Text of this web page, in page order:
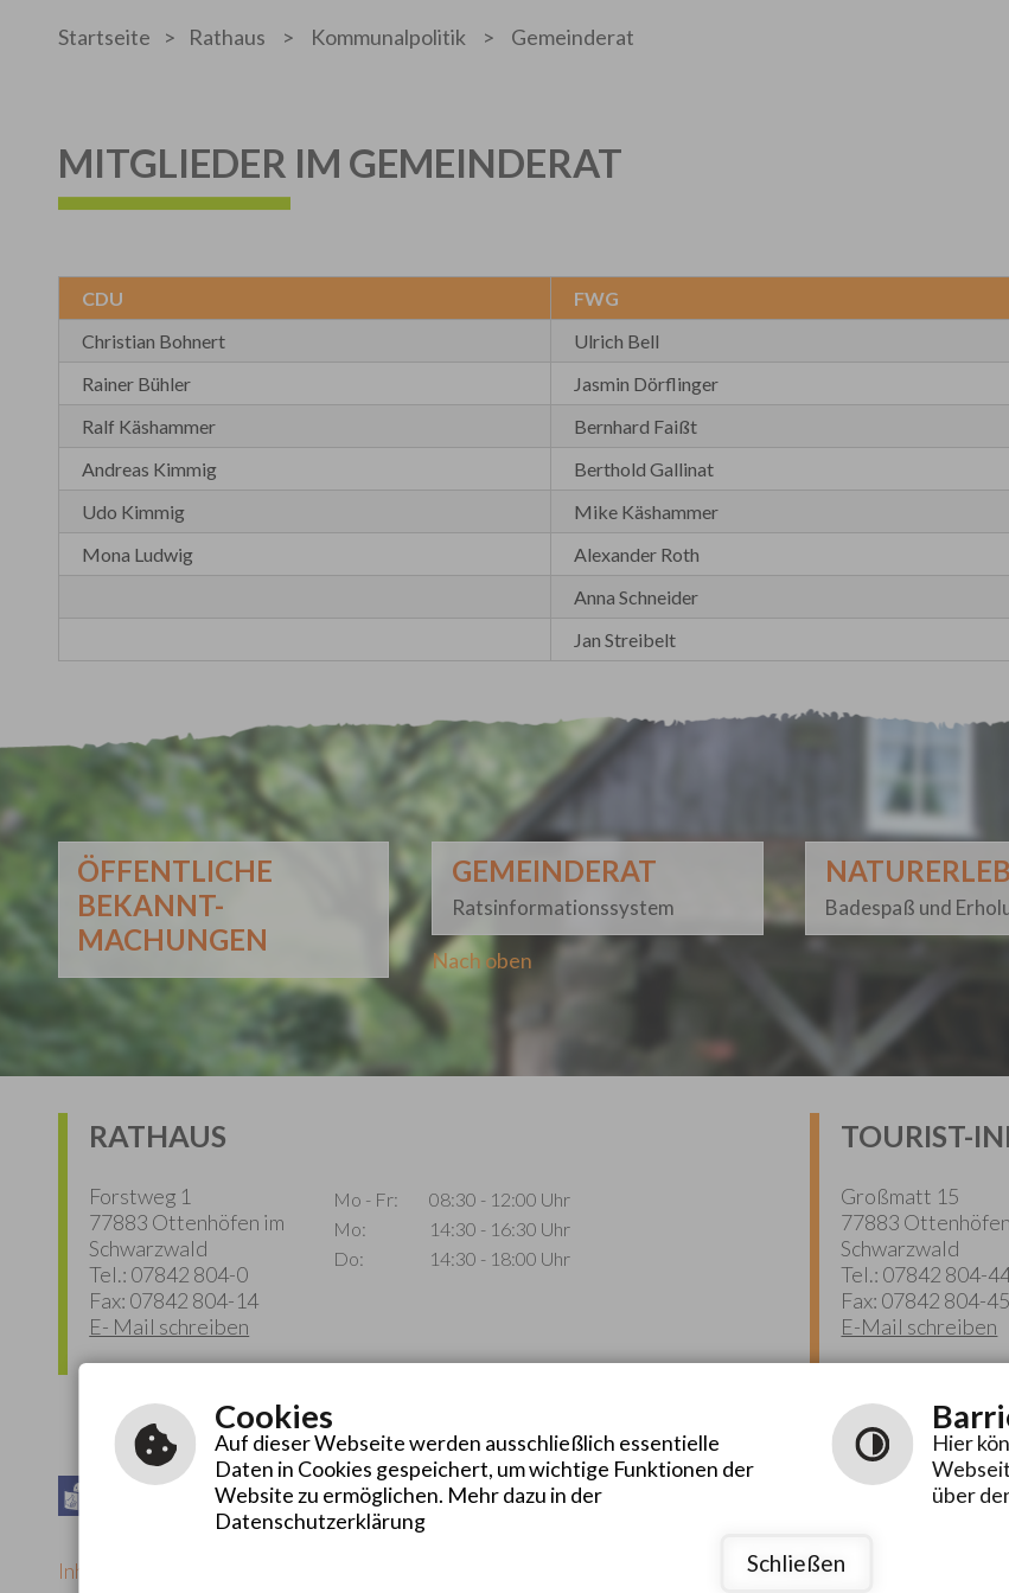
Startseite > Rathaus > Kommunalpolitik > Gemeinderat
MITGLIEDER IM GEMEINDERAT
CDU
FWG
Christian Bohnert
Ulrich Bell
Rainer Bühler
Jasmin Dörflinger
Ralf Käshammer
Bernhard Faißt
Andreas Kimmig
Berthold Gallinat
Udo Kimmig
Mike Käshammer
Mona Ludwig
Alexander Roth
Anna Schneider
Jan Streibelt
ÖFFENTLICHE
BEKANNT-
MACHUNGEN
GEMEINDERAT
Ratsinformationssystem
Nach oben
Badespaß und
RATHAUS
Forstweg 1
77883 Ottenhöfen im
Schwarzwald
Tel.: 07842 804-0
Fax: 07842 804-14
E- Mail schreiben
Mo - Fr:
08:30 - 12:00 Uhr
Mo:
14:30 - 16:30 Uhr
Do:
14:30 - 18:00 Uhr
TOURIST-
Großmatt 15
77883
Schwarzwald
Tel.: 07842 804-
Fax: 07842 804-45
E-Mail schreiben
Leichte Sprache Gebärdensprache
Inhalt
Cookies
Auf dieser Webseite werden ausschließlich essentielle
Daten in Cookies gespeichert, um wichtige Funktionen der
Website zu ermöglichen. Mehr dazu in der
Datenschutzerklärung
Hier
über
Schließen